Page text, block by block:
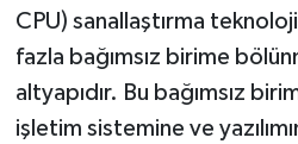
CPU) sanallaştırma
fazla bağımsız birime
altyapıdır. Bu bağımsız
işletim sistemine ve
Sağlık
SİYASET